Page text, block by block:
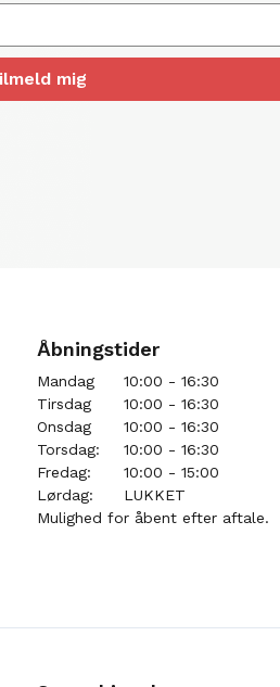
mig
Åbningstider
Mandag
10:00 - 16:30
Tirsdag
10:00 - 16:30
Onsdag
10:00 - 16:30
Torsdag:
10:00 - 16:30
Fredag:
10:00 - 15:00
Lørdag:
LUKKET
Mulighed for åbent efter aftale.